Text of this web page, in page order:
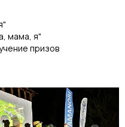
мама, я"
призов